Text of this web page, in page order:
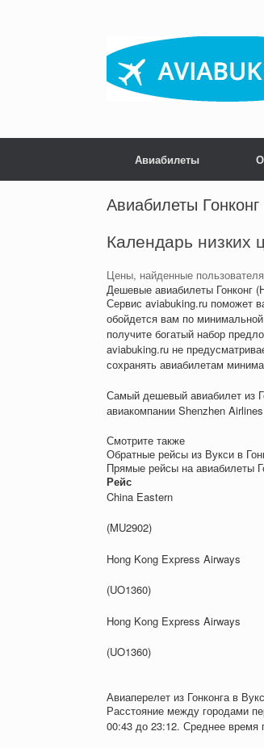
Авиабилеты
Авиабилеты Гонконг
Календарь низких
Цены, найденные
Дешевые авиабилеты Гонконг
Сервис aviabuking.ru поможет
обойдется вам по
получите богатый набор
aviabuking.ru не
сохранять авиабилетам
Самый дешевый авиабилет из
авиакомпании Shenzhen
Смотрите также
Обратные рейсы из Вукси в
Прямые рейсы на авиабилеты
Рейс
China Eastern
(MU2902)
Hong Kong Express Airways
(UO1360)
Hong Kong Express Airways
(UO1360)
Авиаперелет из Гонконга в
Расстояние между городами
00:43 до 23:12. Среднее время
Post navigation